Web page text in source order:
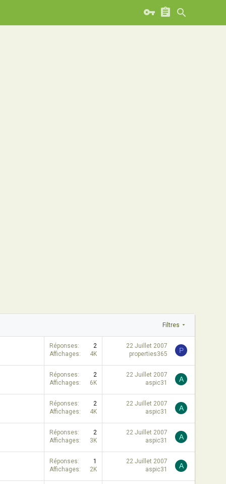
Filtres
Réponses
2
Affichages
4K
22 Juillet 2007
properties365
P
Réponses
2
Affichages
6K
22 Juillet 2007
aspic31
A
Réponses
2
Affichages
4K
22 Juillet 2007
aspic31
A
Réponses
2
Affichages
3K
22 Juillet 2007
aspic31
A
Réponses
1
Affichages
2K
22 Juillet 2007
aspic31
A